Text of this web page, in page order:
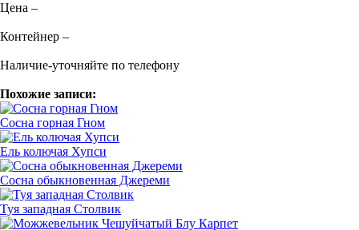
Цена –
Контейнер –
Наличие-уточняйте по телефону
Похожие записи:
Сосна горная Гном
Ель колючая Хупси
Сосна обыкновенная Джереми
Туя западная Столвик